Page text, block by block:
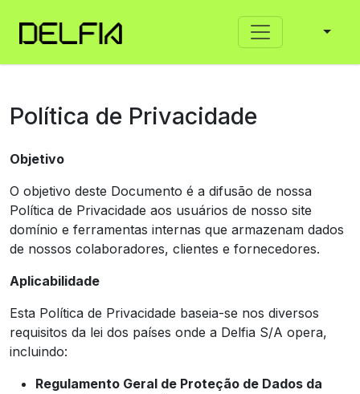
Política de Privacidade
Objetivo
O objetivo deste Documento é a difusão de nossa
Política de Privacidade aos usuários de nosso site
domínio e ferramentas internas que armazenam dados
de nossos colaboradores, clientes e fornecedores.
Aplicabilidade
Esta Política de Privacidade baseia-se nos diversos
requisitos da lei dos países onde a Delfia S/A opera,
incluindo:
Regulamento Geral de Proteção de Dados da